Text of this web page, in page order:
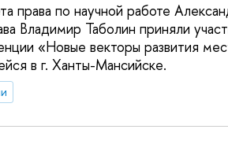
права по научной работе
Владимир Таболин приняли
«Новые векторы развития
в г. Ханты-Мансийске.